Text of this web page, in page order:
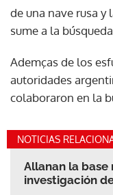
de una nave rusa
sume a la
Ademças de los
autoridades
colaboraron en la
NOTICIAS
Allanan la
investigación